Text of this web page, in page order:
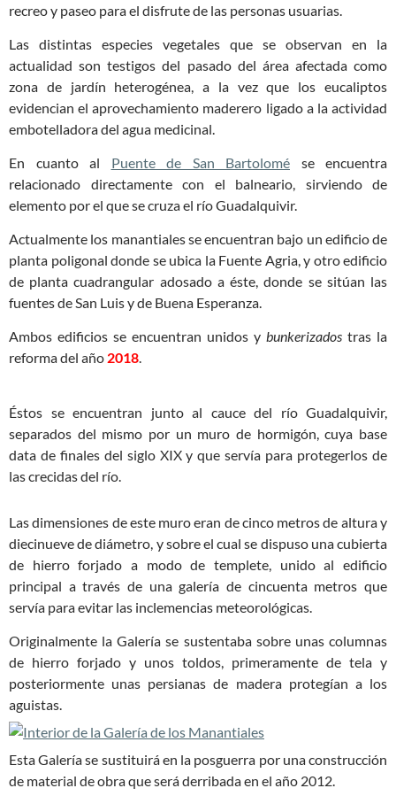
recreo y paseo para el disfrute de las personas usuarias.
Las distintas especies vegetales que se observan en la
actualidad son testigos del pasado del área afectada como
zona de jardín heterogénea, a la vez que los eucaliptos
evidencian el aprovechamiento maderero ligado a la actividad
embotelladora del agua medicinal.
En cuanto al Puente de San Bartolomé se encuentra
relacionado directamente con el balneario, sirviendo de
elemento por el que se cruza el río Guadalquivir.
Actualmente los manantiales se encuentran bajo un edificio de
planta poligonal donde se ubica la Fuente Agria, y otro edificio
de planta cuadrangular adosado a éste, donde se sitúan las
fuentes de San Luis y de Buena Esperanza.
Ambos edificios se encuentran unidos y bunkerizados tras la
reforma del año 2018.
Éstos se encuentran junto al cauce del río Guadalquivir,
separados del mismo por un muro de hormigón, cuya base
data de finales del siglo XIX y que servía para protegerlos de
las crecidas del río.
Las dimensiones de este muro eran de cinco metros de altura y
diecinueve de diámetro, y sobre el cual se dispuso una cubierta
de hierro forjado a modo de templete, unido al edificio
principal a través de una galería de cincuenta metros que
servía para evitar las inclemencias meteorológicas.
Originalmente la Galería se sustentaba sobre unas columnas
de hierro forjado y unos toldos, primeramente de tela y
posteriormente unas persianas de madera protegían a los
aguistas.
Esta Galería se sustituirá en la posguerra por una construcción
de material de obra que será derribada en el año 2012.